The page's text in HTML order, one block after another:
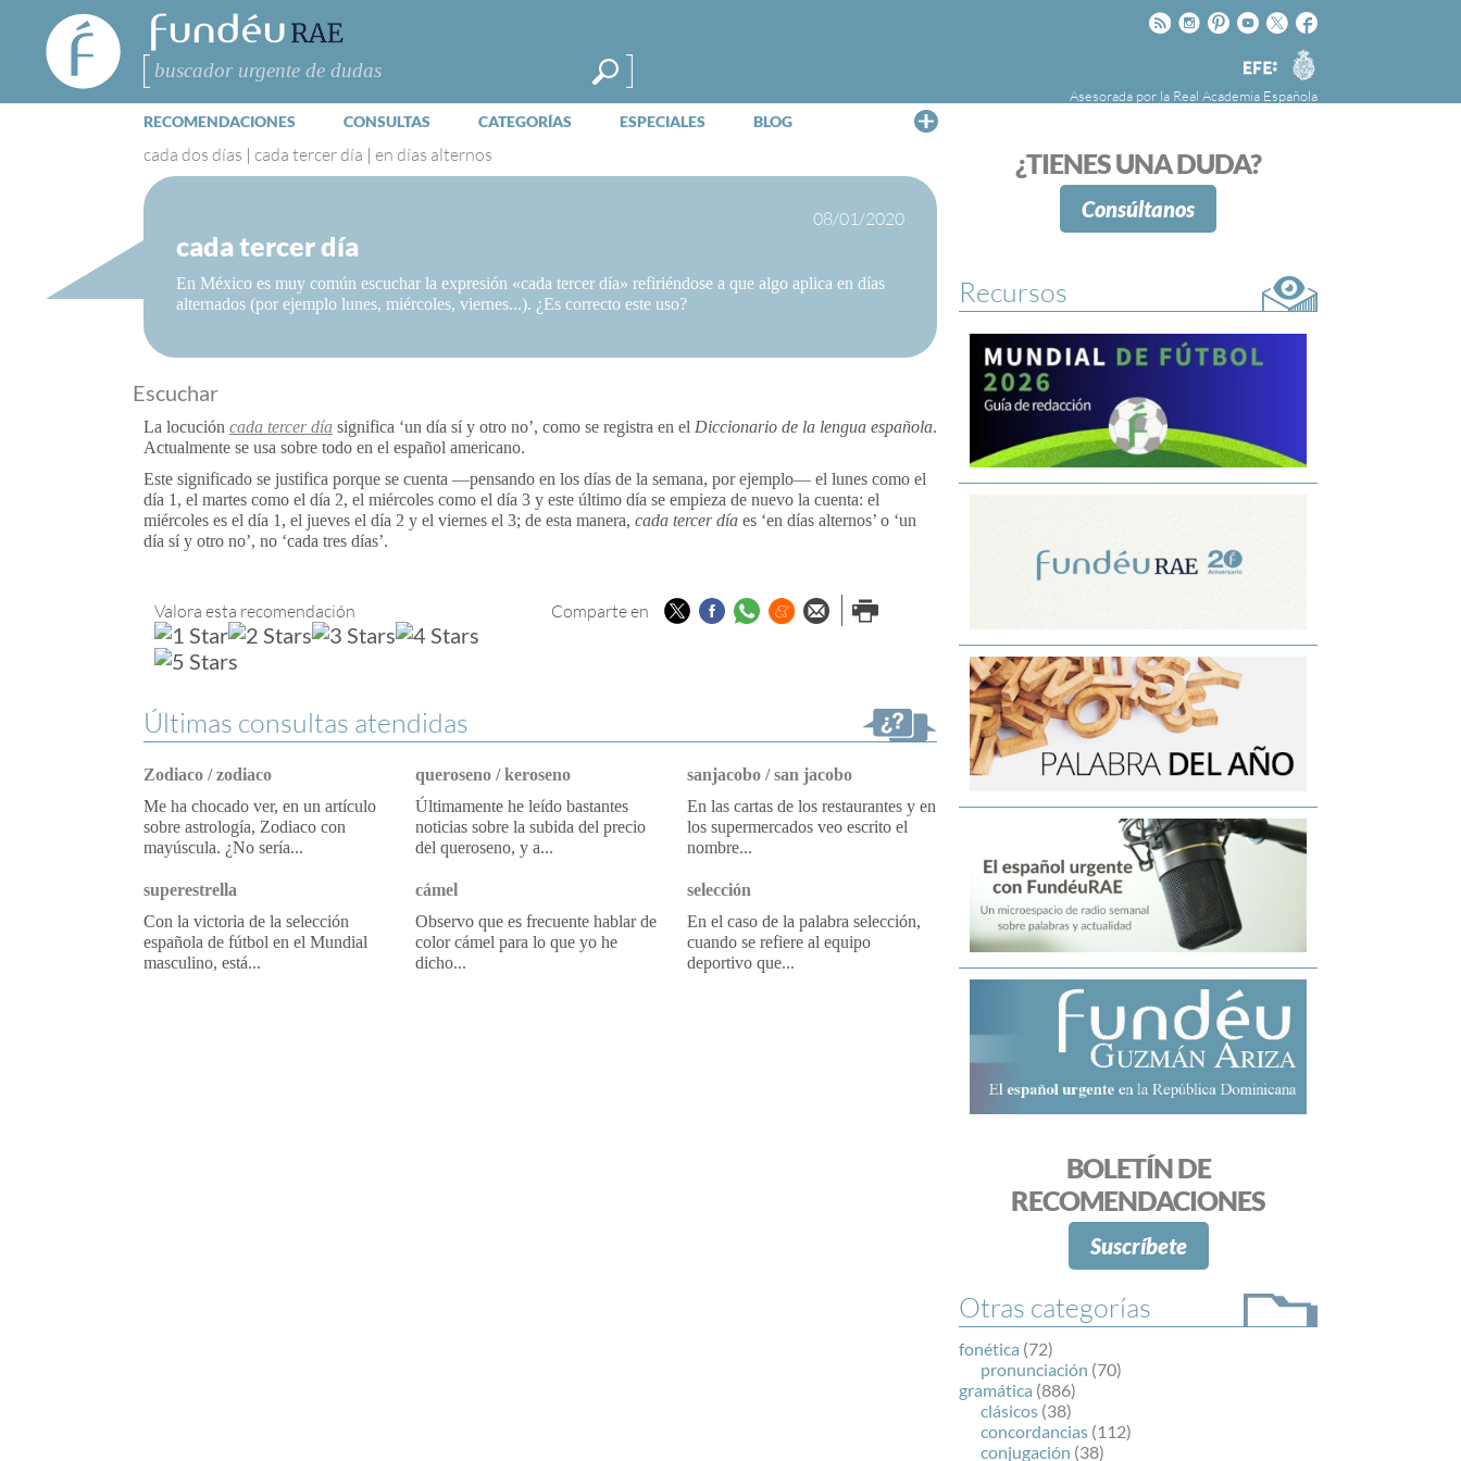
FundéuRAE
- Fundación
del Español
Urgente
Buscar
Facebook
Twitter
Youtube
Pinteres
Instagram
Rss
Agencia
EFE
Asesorada por la Real Academia Española
RECOMENDACIONES CONSULTAS CATEGORÍAS ESPECIALES BLOG
FundéuRAE es una fundación patrocinada por
la Agencia Efe y la Real Academia Española,
cuyo objetivo es colaborar con el buen uso del
¿TIENES UNA DUDA?
Consúltanos
cada dos días | cada tercer día | en días alternos
08/01/2020
cada tercer día
En México es muy común escuchar la expresión «cada tercer día» refiriéndose a que algo aplica en días
alternados (por ejemplo lunes, miércoles, viernes...). ¿Es correcto este uso?
Escuchar
La locución cada tercer día significa ‘un día sí y otro no’, como se registra en el Diccionario de la lengua española.
Actualmente se usa sobre todo en el español americano.
Este significado se justifica porque se cuenta —pensando en los días de la semana, por ejemplo— el lunes como el
día 1, el martes como el día 2, el miércoles como el día 3 y este último día se empieza de nuevo la cuenta: el
miércoles es el día 1, el jueves el día 2 y el viernes el 3; de esta manera, cada tercer día es ‘en días alternos’ o ‘un
día sí y otro no’, no ‘cada tres días’.
Valora esta recomendación Comparte en TwitterFacebook
Whatsapp
Menéame
Enviar porImprimir
Últimas consultas atendidas
Zodiaco / zodiaco
Me ha chocado ver, en un artículo
sobre astrología, Zodiaco con
mayúscula. ¿No sería...
queroseno / keroseno
Últimamente he leído bastantes
noticias sobre la subida del precio
del queroseno, y a...
sanjacobo / san jacobo
En las cartas de los restaurantes y en
los supermercados veo escrito el
nombre...
superestrella
Con la victoria de la selección
española de fútbol en el Mundial
masculino, está...
cámel
Observo que es frecuente hablar de
color cámel para lo que yo he
dicho...
selección
En el caso de la palabra selección,
cuando se refiere al equipo
deportivo que...
Recursos
BOLETÍN DE
RECOMENDACIONES
Suscríbete
Otras categorías
fonética (72)
pronunciación (70)
gramática (886)
clásicos (38)
concordancias (112)
conjugación (38)